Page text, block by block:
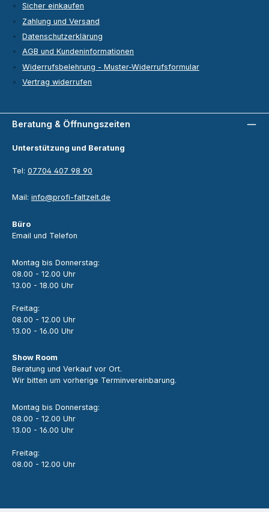
Beratung & Öffnungszeiten
Unterstützung und Beratung
Tel: 07704 407 98 90
Mail: info@profi-faltzelt.de
Büro
Email und Telefon
Montag bis Donnerstag:
08.00 - 12.00 Uhr
13.00 - 18.00 Uhr
Freitag:
08.00 - 12.00 Uhr
13.00 - 16.00 Uhr
Show Room
Beratung und Verkauf vor Ort.
Wir bitten um vorherige Terminvereinbarung.
Montag bis Donnerstag:
08.00 - 12.00 Uhr
13.00 - 16.00 Uhr
Freitag:
08.00 - 12.00 Uhr
Sicher einkaufen
Zahlung und Versand
Datenschutzerklärung
AGB und Kundeninformationen
Widerrufsbelehrung - Muster-Widerrufsformular
Vertrag widerrufen